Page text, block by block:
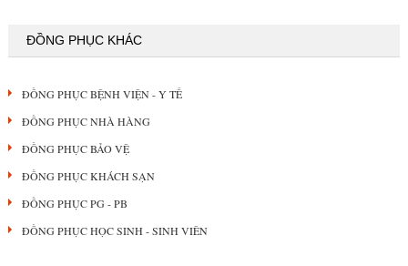
ĐỒNG PHỤC KHÁC
ĐỒNG PHỤC BỆNH VIỆN - Y TẾ
ĐỒNG PHỤC NHÀ HÀNG
ĐỒNG PHỤC BẢO VỆ
ĐỒNG PHỤC KHÁCH SẠN
ĐỒNG PHỤC PG - PB
ĐỒNG PHỤC HỌC SINH - SINH VIÊN